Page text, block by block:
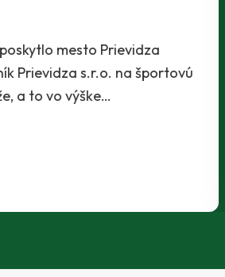
mesto Prievidza
Prievidza s.r.o. na športovú
a to vo výške…